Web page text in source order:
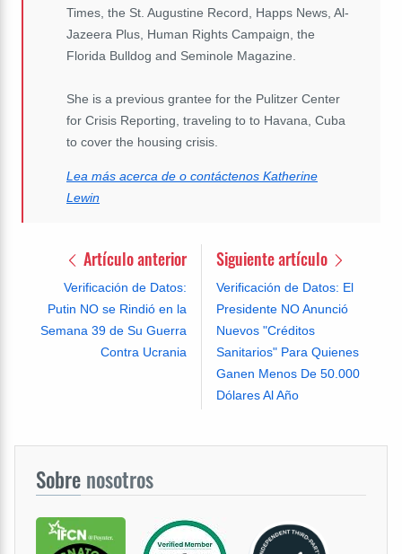
Times, the St. Augustine Record, Happs News, Al-
Jazeera Plus, Human Rights Campaign, the
Florida Bulldog and Seminole Magazine.
She is a previous grantee for the Pulitzer Center
for Crisis Reporting, traveling to to Havana, Cuba
to cover the housing crisis.
Lea más acerca de o contáctenos Katherine
Lewin
Artículo anterior
Verificación de Datos:
Putin NO se Rindió en la
Semana 39 de Su Guerra
Contra Ucrania
Siguiente artículo
Verificación de Datos: El
Presidente NO Anunció
Nuevos "Créditos
Sanitarios" Para Quienes
Ganen Menos De 50.000
Dólares Al Año
Sobre nosotros